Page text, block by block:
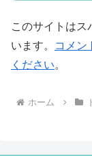
このサイトはス
います。
コメン
ください。
ホーム